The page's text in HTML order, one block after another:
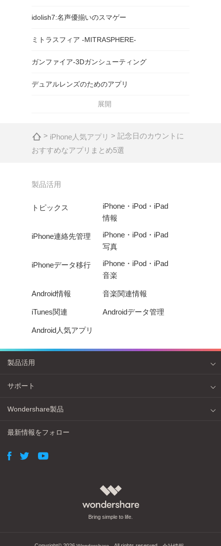
idolish7:名声優揃いのスマゲー
ミトラスフィア -MITRASPHERE-
ガンファイア-3Dガンシューティング
デュアルレンズのためのアプリ
展開
> iPhone人気アプリ > 記念日のカウントに
おすすめなアプリまとめ5選
製品活用
トピックス
iPhone・iPod・iPad
情報
iPhone連絡先管理
iPhone・iPod・iPad
写真
iPhoneデータ移行
iPhone・iPod・iPad
音楽
Android情報 音楽関連情報
iTunes関連 Androidデータ管理
Android人気アプリ
Bring simple to life.
製品活用
サポート
Wondershare製品
最新情報をフォロー